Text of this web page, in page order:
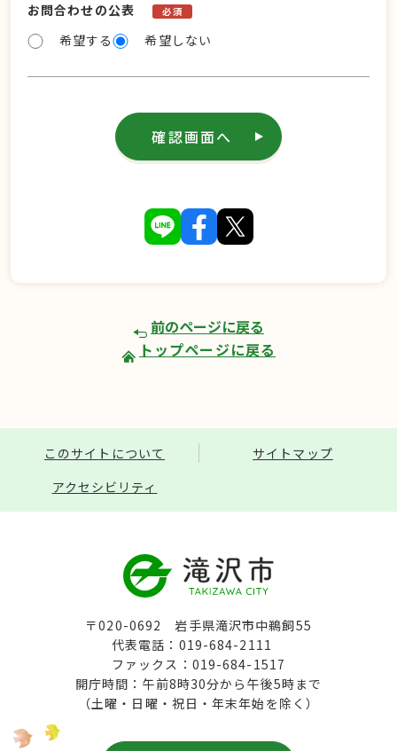
お問合わせの公表
必須
希望する 希望しない
確認画面へ
前のページに戻る
トップページに戻る
このサイトについて
サイトマップ
アクセシビリティ
〒020-0692 岩手県滝沢市中鵜飼55
代表電話：019-684-2111
ファックス：019-684-1517
開庁時間：午前8時30分から午後5時まで
（土曜・日曜・祝日・年末年始を除く）